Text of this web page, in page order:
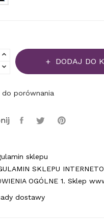
DODAJ DO
do porównania
sklepu
SKLEPU
OGÓLNE 1. Sklep
dostawy